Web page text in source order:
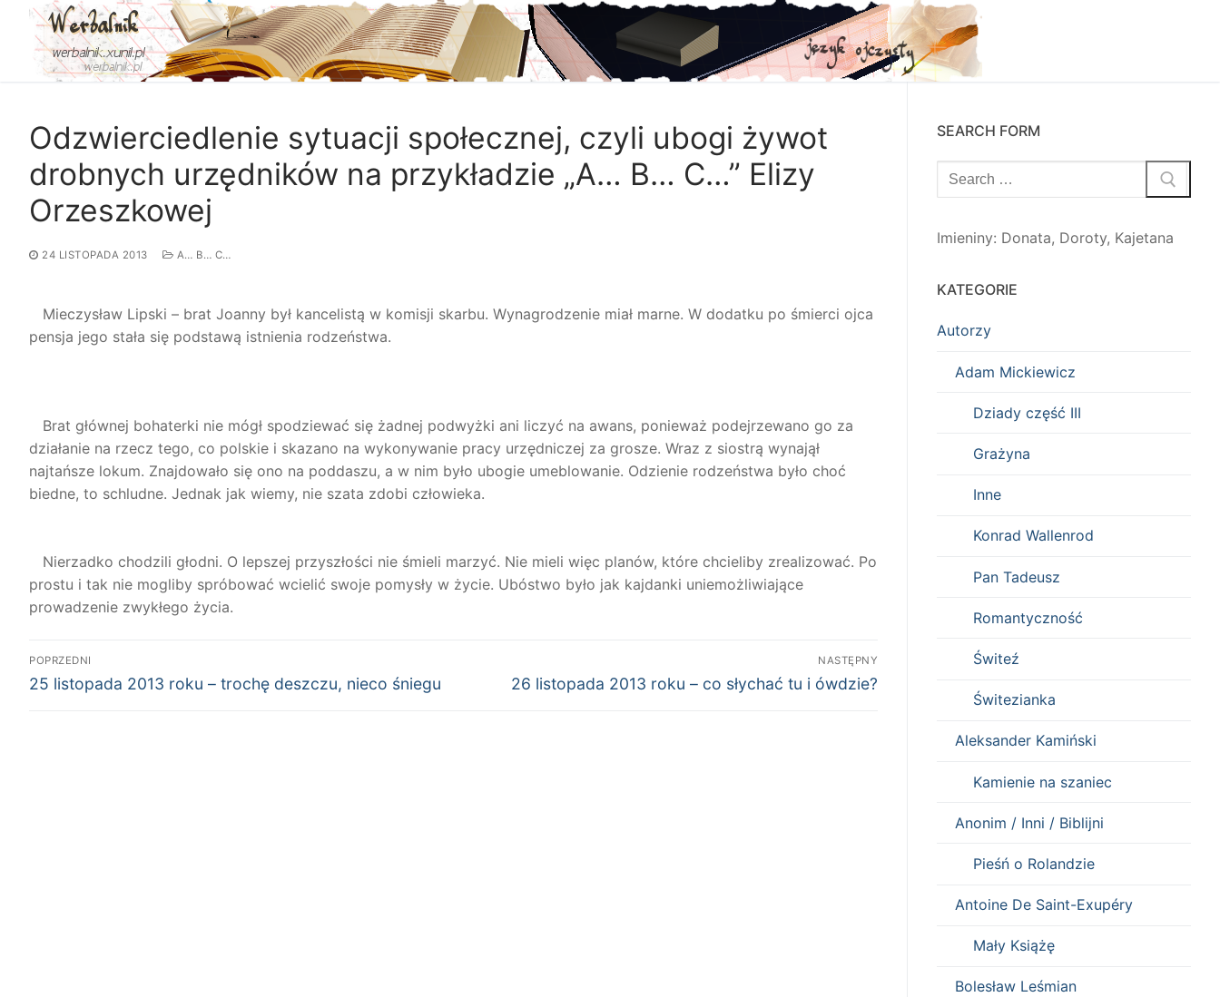
Przejdź
treści
Odzwierciedlenie sytuacji społecznej, czyli ubogi żywot
drobnych urzędników na przykładzie „A… B… C…” Elizy
Orzeszkowej
24 LISTOPADA 2013 A… B… C…
Mieczysław Lipski – brat Joanny był kancelistą w komisji skarbu. Wynagrodzenie miał marne. W dodatku po śmierci ojca
pensja jego stała się podstawą istnienia rodzeństwa.
Brat głównej bohaterki nie mógł spodziewać się żadnej podwyżki ani liczyć na awans, ponieważ podejrzewano go za
działanie na rzecz tego, co polskie i skazano na wykonywanie pracy urzędniczej za grosze. Wraz z siostrą wynajął
najtańsze lokum. Znajdowało się ono na poddaszu, a w nim było ubogie umeblowanie. Odzienie rodzeństwa było choć
biedne, to schludne. Jednak jak wiemy, nie szata zdobi człowieka.
Nierzadko chodzili głodni. O lepszej przyszłości nie śmieli marzyć. Nie mieli więc planów, które chcieliby zrealizować. Po
prostu i tak nie mogliby spróbować wcielić swoje pomysły w życie. Ubóstwo było jak kajdanki uniemożliwiające
prowadzenie zwykłego życia.
Nawigacja
wpisu
POPRZEDNI
Poprzedni
25 listopada 2013 roku – trochę deszczu, nieco śniegu
NASTĘPNY
Następny
26 listopada 2013 roku – co słychać tu i ówdzie?
SEARCH FORM
Szukaj:
Imieniny: Donata, Doroty, Kajetana
KATEGORIE
Autorzy
Adam Mickiewicz
Dziady część III
Grażyna
Inne
Konrad Wallenrod
Pan Tadeusz
Romantyczność
Świteź
Świtezianka
Aleksander Kamiński
Kamienie na szaniec
Anonim / Inni / Biblijni
Pieśń o Rolandzie
Antoine De Saint-Exupéry
Mały Książę
Bolesław Leśmian